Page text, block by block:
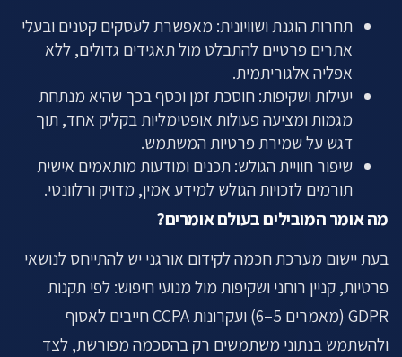
תחרות הוגנת ושוויונית: מאפשרת לעסקים קטנים ובעלי
אתרים פרטיים להתבלט מול תאגידים גדולים, ללא
אפליה אלגוריתמית.
יעילות ושקיפות: חוסכת זמן וכסף בכך שהיא מנתחת
מגמות ומציעה פעולות אופטימליות בקליק אחד, תוך
דגש על שמירת פרטיות המשתמש.
שיפור חוויית הגולש: תכנים ומודעות מותאמים אישית
תורמים לזכויות הגולש למידע אמין, מדויק ורלוונטי.
מה אומר המובילים בעולם אומרים?
בעת יישום מערכת חכמה לקידום אורגני יש להתייחס לנושאי
פרטיות, קניין רוחני ושקיפות מול מנועי חיפוש: לפי תקנות
GDPR (מאמרים 5–6) ועקרונות CCPA חייבים לאסוף
ולהשתמש בנתוני משתמשים רק בהסכמה מפורשת, לצד